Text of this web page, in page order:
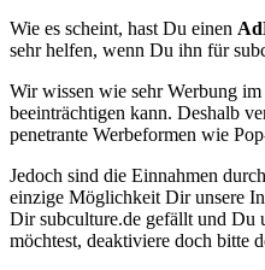
Wie es scheint, hast Du einen
sehr helfen, wenn Du ihn für
Wir wissen wie sehr Werbung
beeinträchtigen kann. Deshalb
penetrante Werbeformen wie
Jedoch sind die Einnahmen
einzige Möglichkeit Dir unsere
Dir subculture.de gefällt und Du
möchtest, deaktiviere doch bitte